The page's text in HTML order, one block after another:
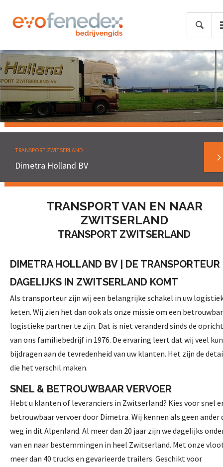
TRANSPORT ZWITSERLAND
Dimetra Holland BV
TRANSPORT VAN EN NAAR
ZWITSERLAND
TRANSPORT ZWITSERLAND
DIMETRA HOLLAND BV | DE TRANSPORTEUR
DAGELIJKS IN ZWITSERLAND KOMT
Als transporteur zijn wij een belangrijke schakel in uw
keten. Wij zien het dan ook als onze missie om een
logistieke partner te zijn. Dat is niet veranderd sinds de
van ons familiebedrijf in 1976. De ervaring leert dat wij veel
bijdragen aan de tevredenheid van uw klanten. Het zijn de
die het verschil maken.
SNEL & BETROUWBAAR VERVOER
Hebt u klanten of leveranciers in Zwitserland? Kies voor snel
betrouwbaar vervoer door Dimetra. Wij kennen als geen ander
weg in dit Alpenland. Al meer dan 20 jaar zijn we dagelijks
van en naar bestemmingen in heel Zwitserland. Met onze
meer dan 40 trucks en gevarieerde trailers. Geschikt voor